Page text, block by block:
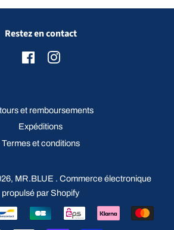
Restez en contact
FacebookInstagram
et remboursements
Expéditions
Termes et conditions
MR.BLUE . Commerce électronique
propulsé par Shopify
Icônes